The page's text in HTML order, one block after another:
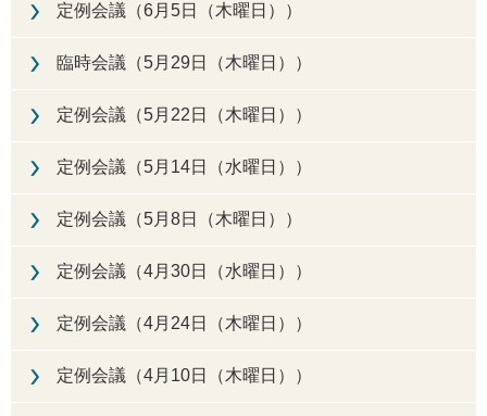
定例会議（6月5日（木曜日））
臨時会議（5月29日（木曜日））
定例会議（5月22日（木曜日））
定例会議（5月14日（水曜日））
定例会議（5月8日（木曜日））
定例会議（4月30日（水曜日））
定例会議（4月24日（木曜日））
定例会議（4月10日（木曜日））